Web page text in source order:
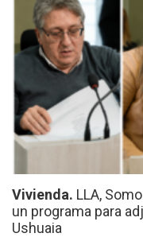
Vivienda. LLA,
un programa para
Ushuaia